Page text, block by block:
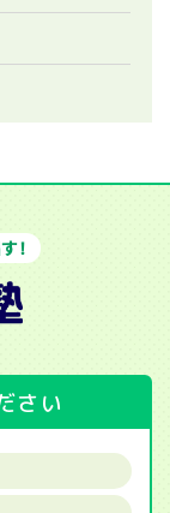
！
さい